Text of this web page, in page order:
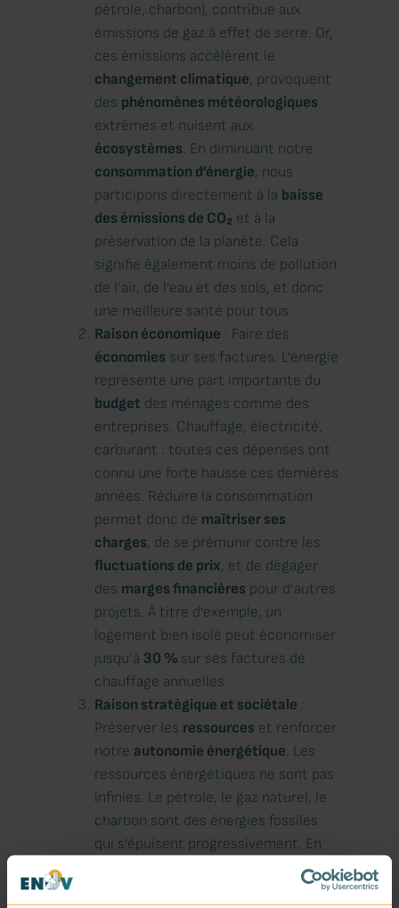
pétrole, charbon), contribue aux
émissions de gaz à effet de serre. Or,
ces émissions accélèrent le
changement climatique, provoquent
des phénomènes météorologiques
extrêmes et nuisent aux
écosystèmes. En diminuant notre
consommation d’énergie, nous
participons directement à la baisse
des émissions de CO₂ et à la
préservation de la planète. Cela
signifie également moins de pollution
de l’air, de l’eau et des sols, et donc
une meilleure santé pour tous.
Raison économique : Faire des
économies sur ses factures. L’énergie
représente une part importante du
budget des ménages comme des
entreprises. Chauffage, électricité,
carburant : toutes ces dépenses ont
connu une forte hausse ces dernières
années. Réduire la consommation
permet donc de maîtriser ses
charges, de se prémunir contre les
fluctuations de prix, et de dégager
des marges financières pour d’autres
projets. À titre d’exemple, un
logement bien isolé peut économiser
jusqu’à 30 % sur ses factures de
chauffage annuelles.
Raison stratégique et sociétale :
Préserver les ressources et renforcer
notre autonomie énergétique. Les
ressources énergétiques ne sont pas
infinies. Le pétrole, le gaz naturel, le
charbon sont des énergies fossiles
qui s’épuisent progressivement. En
réduisant leur usage, on diminue